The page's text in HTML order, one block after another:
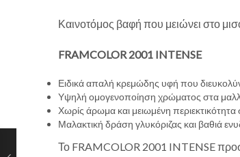
Καινοτόμος βαφή που μειώνει στο
FRAMCOLOR 2001 INTENSE
Ειδικά απαλή κρεμώδης υφή που
Υψηλή ομογενοποίηση χρώματος στα
Χωρίς άρωμα και μειωμένη
Μαλακτική δράση γλυκόριζας και βαθιά
Το FRAMCOLOR 2001 INTENSE